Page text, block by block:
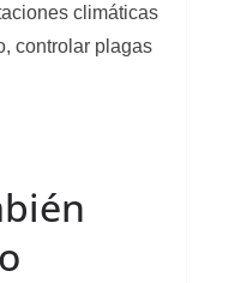
climáticas
controlar plagas